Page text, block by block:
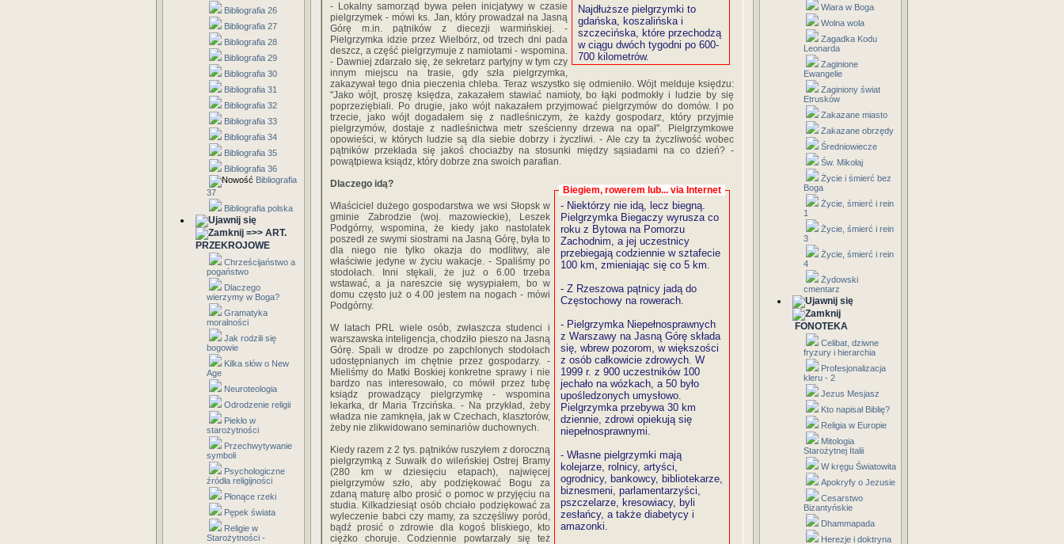
Bibliografia 26
Bibliografia 27
Bibliografia 28
Bibliografia 29
Bibliografia 30
Bibliografia 31
Bibliografia 32
Bibliografia 33
Bibliografia 34
Bibliografia 35
Bibliografia 36
Bibliografia
37
Bibliografia polska
=>> ART.
PRZEKROJOWE
Chrześcijaństwo a
pogaństwo
Dlaczego
wierzymy w Boga?
Gramatyka
moralności
Jak rodzili się
bogowie
Kilka słów o New
Age
Neuroteologia
Odrodzenie religii
Piekło w
starożytności
Przechwytywanie
symboli
Psychologiczne
źródła religijności
Płonące rzeki
Pępek świata
Religie w
Starożytności -
Najdłuższe pielgrzymki to
gdańska, koszalińska i
szczecińska, które przechodzą
w ciągu dwóch tygodni po 600-
700 kilometrów.
- Lokalny samorząd bywa pełen inicjatywy w czasie
pielgrzymek - mówi ks. Jan, który prowadzał na Jasną
Górę m.in. pątników z diecezji warmińskiej. -
Pielgrzymka idzie przez Wielbórz, od trzech dni pada
deszcz, a część pielgrzymuje z namiotami - wspomina.
- Dawniej zdarzało się, że sekretarz partyjny w tym czy
innym miejscu na trasie, gdy szła pielgrzymka,
zakazywał tego dnia pieczenia chleba. Teraz wszystko się odmieniło. Wójt melduje księdzu:
"Jako wójt, proszę księdza, zakazałem stawiać namioty, bo łąki podmokły i ludzie by się
poprzeziębiali. Po drugie, jako wójt nakazałem przyjmować pielgrzymów do domów. I po
trzecie, jako wójt dogadałem się z nadleśniczym, że każdy gospodarz, który przyjmie
pielgrzymów, dostaje z nadleśnictwa metr sześcienny drzewa na opał". Pielgrzymkowe
opowieści, w których ludzie są dla siebie dobrzy i życzliwi. - Ale czy ta życzliwość wobec
pątników przekłada się jakoś chociażby na stosunki między sąsiadami na co dzień? -
powątpiewa ksiądz, który dobrze zna swoich parafian.
Biegiem, rowerem lub... via Internet
- Niektórzy nie idą, lecz biegną.
Pielgrzymka Biegaczy wyrusza co
roku z Bytowa na Pomorzu
Zachodnim, a jej uczestnicy
przebiegają codziennie w sztafecie
100 km, zmieniając się co 5 km.
- Z Rzeszowa pątnicy jadą do
Częstochowy na rowerach.
- Pielgrzymka Niepełnosprawnych
z Warszawy na Jasną Górę składa
się, wbrew pozorom, w większości
z osób całkowicie zdrowych. W
1999 r. z 900 uczestników 100
jechało na wózkach, a 50 było
upośledzonych umysłowo.
Pielgrzymka przebywa 30 km
dziennie, zdrowi opiekują się
niepełnosprawnymi.
- Własne pielgrzymki mają
kolejarze, rolnicy, artyści,
ogrodnicy, bankowcy, bibliotekarze,
biznesmeni, parlamentarzyści,
pszczelarze, kresowiacy, byli
zesłańcy, a także diabetycy i
amazonki.
Dlaczego idą?
Właściciel dużego gospodarstwa we wsi Słopsk w
gminie Zabrodzie (woj. mazowieckie), Leszek
Podgórny, wspomina, że kiedy jako nastolatek
poszedł ze swymi siostrami na Jasną Górę, była to
dla niego nie tylko okazja do modlitwy, ale
właściwie jedyne w życiu wakacje. - Spaliśmy po
stodołach. Inni stękali, że już o 6.00 trzeba
wstawać, a ja nareszcie się wysypiałem, bo w
domu często już o 4.00 jestem na nogach - mówi
Podgórny.
W latach PRL wiele osób, zwłaszcza studenci i
warszawska inteligencja, chodziło pieszo na Jasną
Górę. Spali w drodze po zapchlonych stodołach
udostępnianych im chętnie przez gospodarzy. -
Mieliśmy do Matki Boskiej konkretne sprawy i nie
bardzo nas interesowało, co mówił przez tubę
ksiądz prowadzący pielgrzymkę - wspomina
lekarka, dr Maria Trzcińska. - Na przykład, żeby
władza nie zamknęła, jak w Czechach, klasztorów,
żeby nie zlikwidowano seminariów duchownych.
Kiedy razem z 2 tys. pątników ruszyłem z doroczną
pielgrzymką z Suwałk do wileńskiej Ostrej Bramy
(280 km w dziesięciu etapach), najwięcej
pielgrzymów szło, aby podziękować Bogu za
zdaną maturę albo prosić o pomoc w przyjęciu na
studia. Kilkadziesiąt osób chciało podziękować za
wyleczenie babci czy mamy, za szczęśliwy poród,
bądź prosić o zdrowie dla kogoś bliskiego, kto
ciężko choruje. Codziennie powtarzały się też
Wiara w Boga
Wolna wola
Zagadka Kodu
Leonarda
Zaginione
Ewangelie
Zaginiony świat
Etrusków
Zakazane miasto
Zakazane obrzędy
Średniowiecze
Św. Mikołaj
Życie i śmierć bez
Boga
Życie, śmierć i rein
1
Życie, śmierć i rein
3
Życie, śmierć i rein
4
Żydowski
cmentarz
FONOTEKA
Celibat, dziwne
fryzury i hierarchia
Profesjonalizacja
kleru - 2
Jezus Mesjasz
Kto napisał Biblię?
Religia w Europie
Mitologia
Starożytnej Italii
W kręgu Światowita
Apokryfy o Jezusie
Cesarstwo
Bizantyńskie
Dhammapada
Herezje i doktryna